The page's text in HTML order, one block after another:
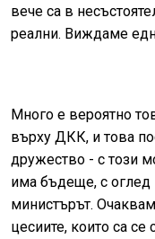
вече са в
реални. Виждаме
Много е вероятно
върху ДКК, и това
дружество - с този
има бъдеще, с оглед
министърът.
цесиите, които са